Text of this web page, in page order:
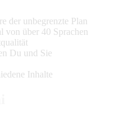
der unbegrenzte Plan
von über 40 Sprachen
Du und Sie
Inhalte